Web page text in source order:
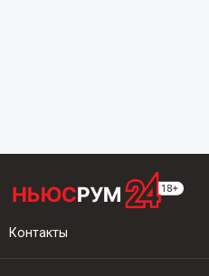
Контакты